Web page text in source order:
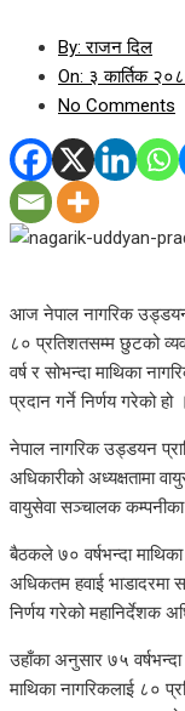
By: राजन दिल
On: ३ कार्तिक
No Comments
आज नेपाल नागरिक उड्डयन
८० प्रतिशतसम्म छुटको
वर्ष र सोभन्दा माथिका
प्रदान गर्ने निर्णय गरेको हो ।
नेपाल नागरिक उड्डयन
अधिकारीको अध्यक्षतामा
वायुसेवा सञ्चालक
बैठकले ७० वर्षभन्दा
अधिकतम हवाई भाडादरमा
निर्णय गरेको महानिर्देशक
उहाँका अनुसार ७५
माथिका नागरिकलाई ८०